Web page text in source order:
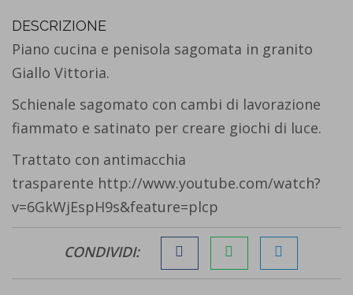
DESCRIZIONE
Piano cucina e penisola sagomata in granito
Giallo Vittoria.
Schienale sagomato con cambi di lavorazione
fiammato e satinato per creare giochi di luce.
Trattato con antimacchia
trasparente http://www.youtube.com/watch?
v=6GkWjEspH9s&feature=plcp
CONDIVIDI: